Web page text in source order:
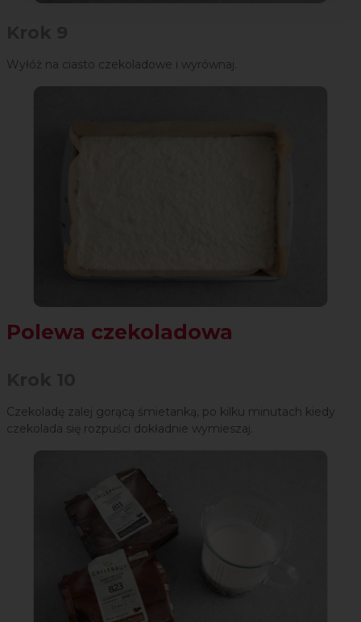
Wyłóż na ciasto czekoladowe i wyrównaj.
Polewa czekoladowa
Czekoladę zalej gorącą śmietanką, po kilku minutach kiedy
czekolada się rozpuści dokładnie wymieszaj.